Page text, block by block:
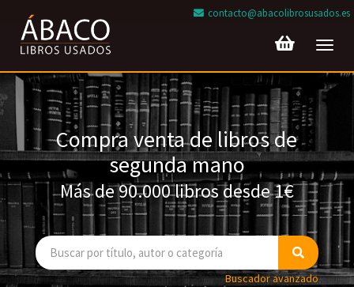
contacto@abacolibrosusados.es
Compra venta de libros de
segunda mano
Más de 90.000 libros desde 1€
Buscador avanzado